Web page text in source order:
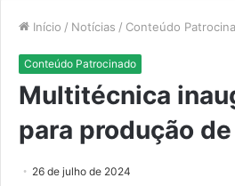
Início / Notícias / Conteúdo
Conteúdo Patrocinado
Multitécnica
para produção
26 de julho de 2024